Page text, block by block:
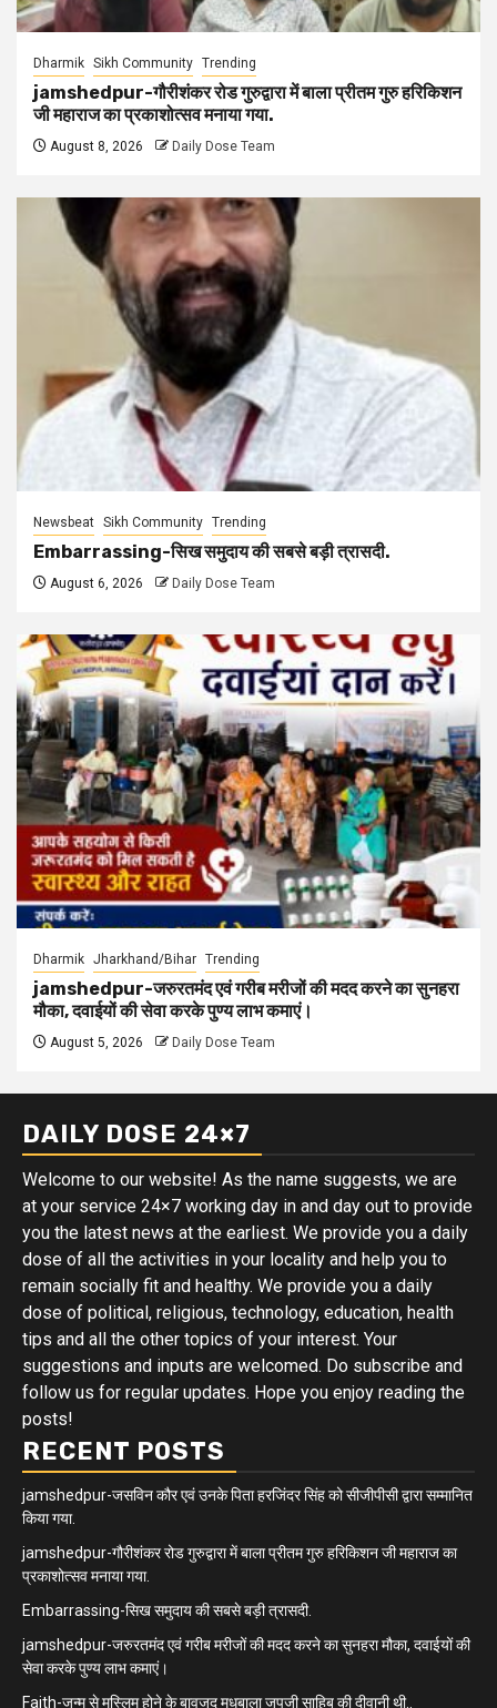
Dharmik Sikh Community Trending
jamshedpur-गौरीशंकर रोड गुरुद्वारा में बाला प्रीतम गुरु हरिकिशन
जी महाराज का प्रकाशोत्सव मनाया गया.
August 8, 2026 Daily Dose Team
Newsbeat Sikh Community Trending
Embarrassing-सिख समुदाय की सबसे बड़ी त्रासदी.
August 6, 2026 Daily Dose Team
Dharmik Jharkhand/Bihar Trending
jamshedpur-जरुरतमंद एवं गरीब मरीजों की मदद करने का सुनहरा
मौका, दवाईयों की सेवा करके पुण्य लाभ कमाएं।
August 5, 2026 Daily Dose Team
DAILY DOSE 24×7
Welcome to our website! As the name suggests, we are
at your service 24×7 working day in and day out to provide
you the latest news at the earliest. We provide you a daily
dose of all the activities in your locality and help you to
remain socially fit and healthy. We provide you a daily
dose of political, religious, technology, education, health
tips and all the other topics of your interest. Your
suggestions and inputs are welcomed. Do subscribe and
follow us for regular updates. Hope you enjoy reading the
posts!
RECENT POSTS
jamshedpur-जसविन कौर एवं उनके पिता हरजिंदर सिंह को सीजीपीसी द्वारा सम्मानित
किया गया.
jamshedpur-गौरीशंकर रोड गुरुद्वारा में बाला प्रीतम गुरु हरिकिशन जी महाराज का
प्रकाशोत्सव मनाया गया.
Embarrassing-सिख समुदाय की सबसे बड़ी त्रासदी.
jamshedpur-जरुरतमंद एवं गरीब मरीजों की मदद करने का सुनहरा मौका, दवाईयों की
सेवा करके पुण्य लाभ कमाएं।
Faith-जन्म से मुस्लिम होने के बावजूद मधुबाला जपुजी साहिब की दीवानी थी..